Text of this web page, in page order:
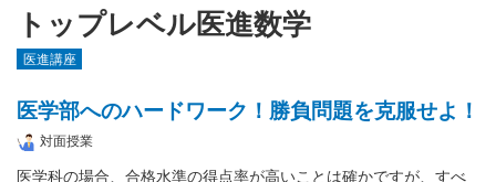
トップレベル医進数学
医進講座
医学部へのハードワーク！勝負問題を克服せよ！
対面授業
医学科の場合、合格水準の得点率が高いことは確かですが、すべ